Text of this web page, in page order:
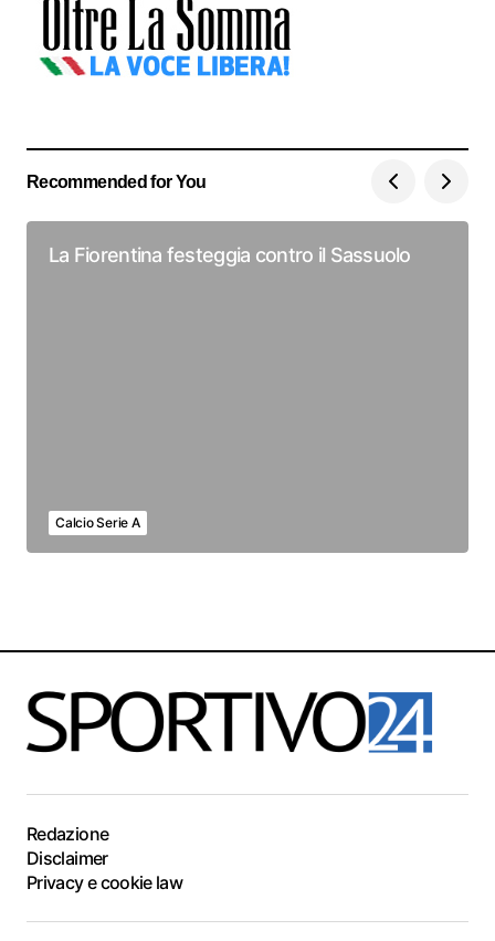
Recommended for You
La Fiorentina festeggia contro il Sassuolo
Calcio Serie A
Redazione
Disclaimer
Privacy e cookie law